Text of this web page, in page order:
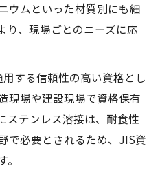
ウムといった材質別にも細
り、現場ごとのニーズに応
する信頼性の高い資格とし
現場や建設現場で資格保有
ステンレス溶接は、耐食性
で必要とされるため、JIS資